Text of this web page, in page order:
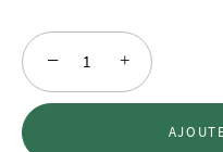
− +